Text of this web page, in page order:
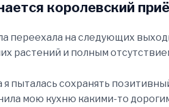
королевский
переехала на следующих
растений и полным
я пыталась сохранять
мою кухню какими-то